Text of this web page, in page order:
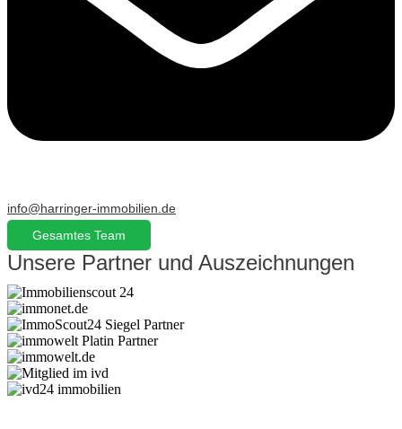
info@harringer-immobilien.de
Gesamtes Team
Unsere Partner und Auszeichnungen